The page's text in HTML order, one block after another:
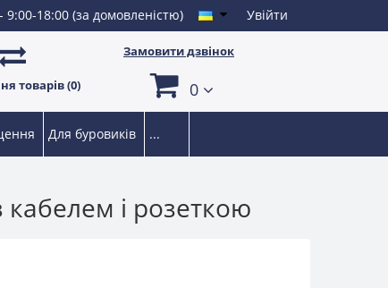
18:00 (за домовленістю) Увійти
товарів (0)
Замовити дзвінок
0
Для буровиків ...
кабелем і розеткою